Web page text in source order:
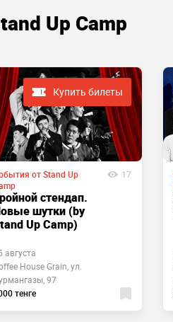
Up Camp
Купить билеты
от Stand Up
17
стендап.
шутки (by
Up Camp)
августа
House Grain, ул.
97
тенге